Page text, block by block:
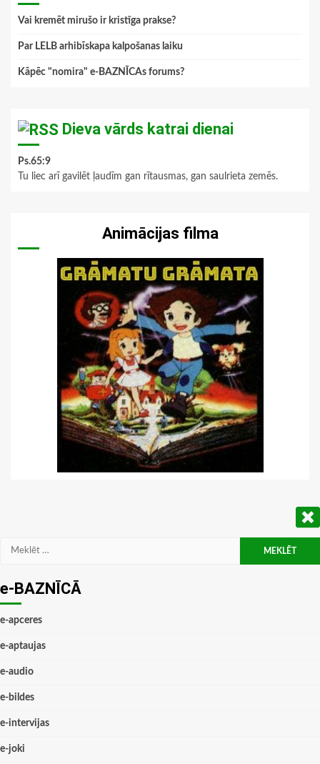
Vai kremēt mirušo ir kristīga prakse?
Par LELB arhibīskapa kalpošanas laiku
Kāpēc "nomira" e-BAZNĪCAs forums?
Dieva vārds katrai dienai
Ps.65:9
Tu liec arī gavilēt ļaudīm gan rītausmas, gan saulrieta zemēs.
Animācijas filma
Meklēt:
e-BAZNĪCĀ
e-apceres
e-aptaujas
e-audio
e-bildes
e-intervijas
e-joki